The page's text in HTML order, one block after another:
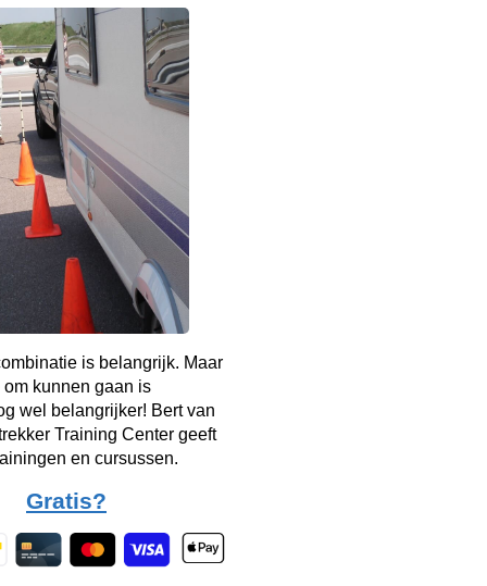
is belangrijk. Maar
kunnen gaan is
wel belangrijker! Bert van
Training Center geeft
en cursussen.
Gratis?